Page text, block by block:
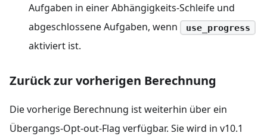
Aufgaben in einer Abhängigkeits-Schleife und
abgeschlossene Aufgaben, wenn
use_progress
aktiviert ist.
Zurück zur vorherigen Berechnung
Die vorherige Berechnung ist weiterhin über ein
Übergangs-Opt-out-Flag verfügbar. Sie wird in v10.1